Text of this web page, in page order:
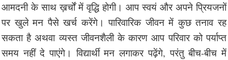
आमदनी के साथ ख़र्चों में वृद्धि होगी। आप स्वयं और अपने प्रियजनों
पर खुले मन पैसे खर्च करेंगे। पारिवारिक जीवन में कुछ तनाव रह
सकता है अथवा व्यस्त जीवनशैली के कारण आप परिवार को पर्याप्त
समय नहीं दे पाएंगे। विद्यार्थी मन लगाकर पढ़ेंगे, परंतु बीच-बीच में